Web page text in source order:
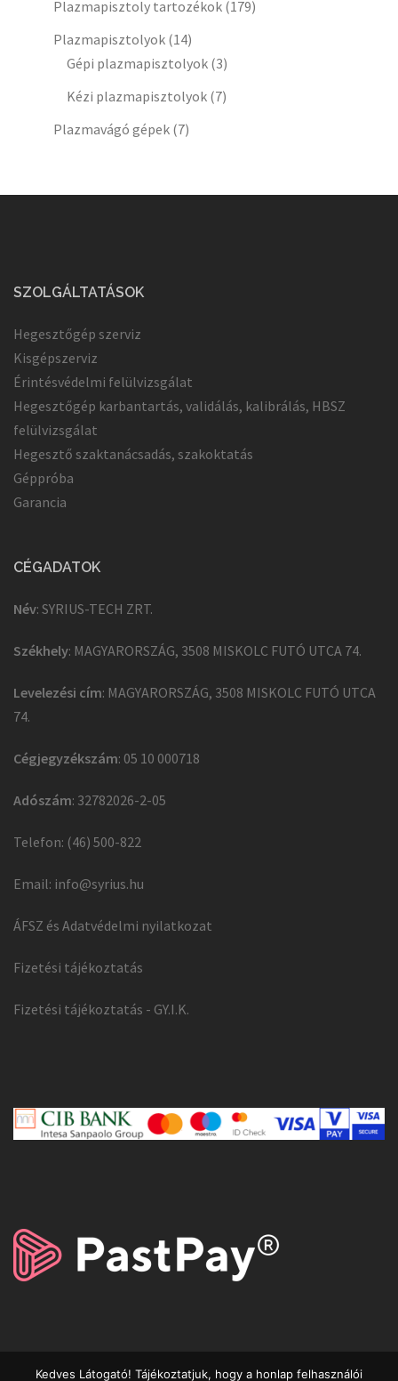
Plazmapisztoly tartozékok (179)
Plazmapisztolyok (14)
Gépi plazmapisztolyok (3)
Kézi plazmapisztolyok (7)
Plazmavágó gépek (7)
SZOLGÁLTATÁSOK
Hegesztőgép szerviz
Kisgépszerviz
Érintésvédelmi felülvizsgálat
Hegesztőgép karbantartás, validálás, kalibrálás, HBSZ
felülvizsgálat
Hegesztő szaktanácsadás, szakoktatás
Géppróba
Garancia
CÉGADATOK
Név: SYRIUS-TECH ZRT.
Székhely: MAGYARORSZÁG, 3508 MISKOLC FUTÓ UTCA 74.
Levelezési cím: MAGYARORSZÁG, 3508 MISKOLC FUTÓ UTCA
74.
Cégjegyzékszám: 05 10 000718
Adószám: 32782026-2-05
Telefon: (46) 500-822
Email: info@syrius.hu
ÁFSZ és Adatvédelmi nyilatkozat
Fizetési tájékoztatás
Fizetési tájékoztatás - GY.I.K.
Kedves Látogató! Tájékoztatjuk, hogy a honlap felhasználói